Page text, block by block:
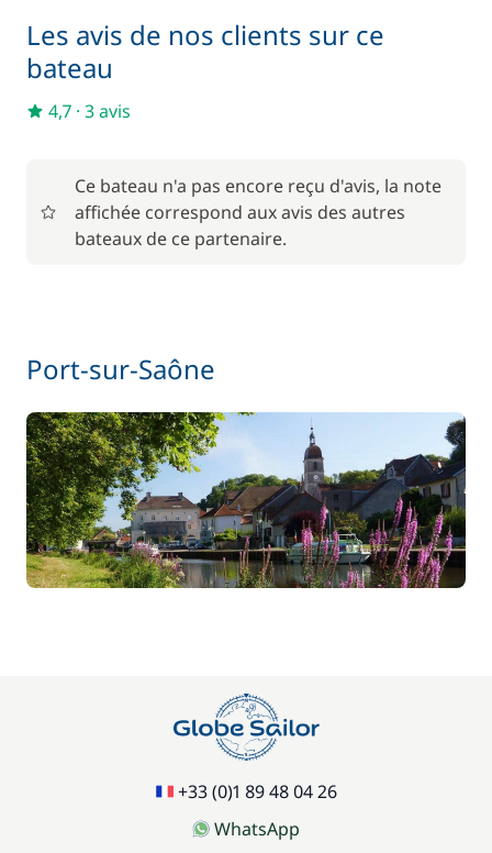
Matelas de pont
Pack Confort
Parking Voitures 6,00 €
/ nuit
Les avis de nos clients sur ce
bateau
4,7 · 3 avis
Ce bateau n'a pas encore reçu d'avis, la note
affichée correspond aux avis des autres
bateaux de ce partenaire.
Port-sur-Saône
+33 (0)1 89 48 04 26
WhatsApp